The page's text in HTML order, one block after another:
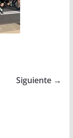
Siguiente →